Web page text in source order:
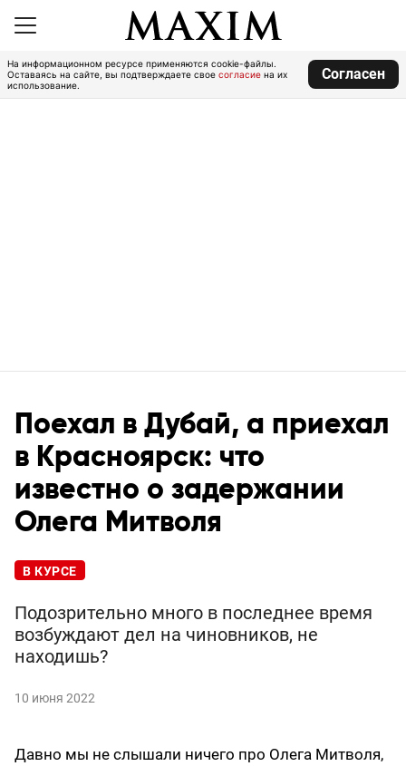
На информационном ресурсе применяются cookie-файлы.
Оставаясь на сайте, вы подтверждаете свое согласие на их
использование.
Согласен
Поехал в Дубай, а приехал
в Красноярск: что
известно о задержании
Олега Митволя
В КУРСЕ
Подозрительно много в последнее время
возбуждают дел на чиновников, не
находишь?
10 июня 2022
Давно мы не слышали ничего про Олега Митволя,